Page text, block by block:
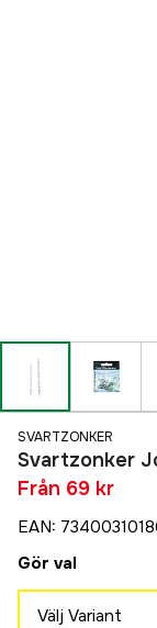
SVARTZONKER
Svartzonker
Från 69 kr
EAN:
Gör val
Välj Variant